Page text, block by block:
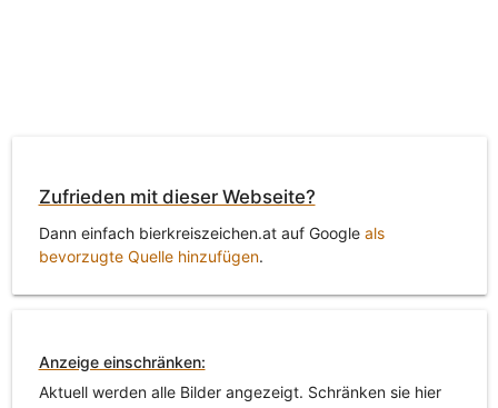
Zufrieden mit dieser Webseite?
Dann einfach bierkreiszeichen.at auf Google als
bevorzugte Quelle hinzufügen.
Anzeige einschränken:
Aktuell werden alle Bilder angezeigt. Schränken sie hier